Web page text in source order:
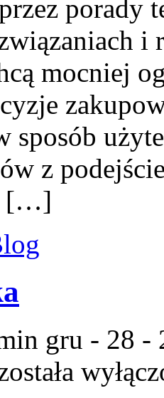
porady
i
mocniej
sposób
z
[…]
gru - 28 -